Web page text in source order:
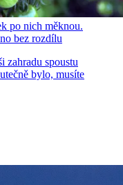
po nich měknou.
bez rozdílu
zahradu spoustu
bylo, musíte